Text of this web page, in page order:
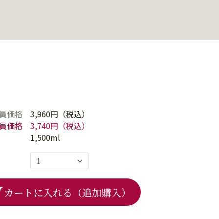
価格
3,960円（税込）
価格
3,740円（税込）
1,500ml
カートに入れる（追加購入）